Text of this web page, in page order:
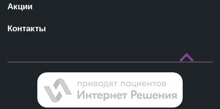
Акции
Контакты